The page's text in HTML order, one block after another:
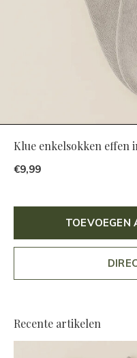
Klue enkelsokken effen
€9,99
TOEVOEGEN
Recente artikelen